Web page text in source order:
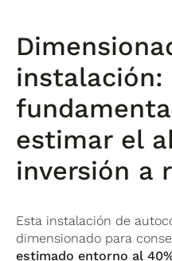
instalación:
estimar el
inversión a
Esta instalación de
dimensionado para
estimado entorno al